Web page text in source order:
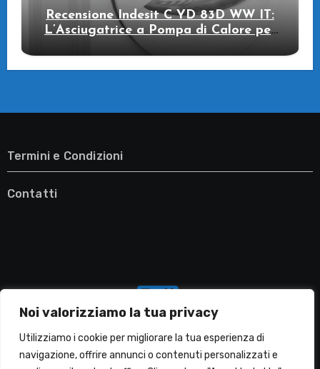
Noi valorizziamo la tua privacy
Utilizziamo i cookie per migliorare la tua esperienza di
navigazione, offrire annunci o contenuti personalizzati e
Recensione Indesit C YD 83D WW IT:
L’Asciugatrice a Pompa di Calore per
il Tuo Benessere
Termini e Condizioni
Contatti